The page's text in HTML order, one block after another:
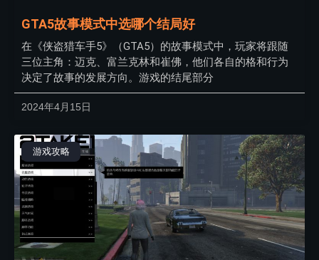
GTA5故事模式中选哪个结局好
在《侠盗猎车手5》（GTA5）的故事模式中，玩家将跟随
三位主角：迈克、富兰克林和崔佛，他们各自的格和行为
决定了故事的发展方向。游戏的结尾部分
2024年4月15日
游戏攻略